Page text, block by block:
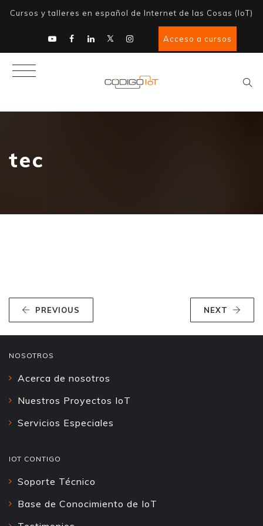
Cursos y talleres en español de Internet de las Cosas (IoT)
Acceso a cursos
tec
PREVIOUS NEXT
NOSOTROS
Acerca de nosotros
Nuestros Proyectos IoT
Servicios Especiales
IOT CONTIGO
Soporte Técnico
Base de Conocimiento de IoT